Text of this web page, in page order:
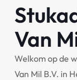
Van
Welkom op de
Van Mil B.V. in